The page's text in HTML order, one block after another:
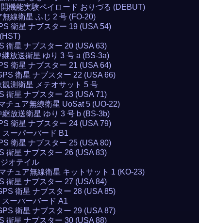
機能実験ペイロード おりづる (DEBUT)
無線衛星 ふじ 2 号 (FO-20)
衛星 ナブスター 19 (USA 54)
衛星 ナブスター 20 (USA 63)
放送衛星 ゆり 3 号 a (BS-3a)
衛星 ナブスター 21 (USA 64)
衛星 ナブスター 22 (USA 66)
観測衛星 メテオサット 5 号
衛星 ナブスター 23 (USA 71)
チュア無線衛星 UoSat 5 (UO-22)
継放送衛星 ゆり 3 号 b (BS-3b)
衛星 ナブスター 24 (USA 79)
スーパーバード B1
衛星 ナブスター 25 (USA 80)
衛星 ナブスター 26 (USA 83)
オテイル
チュア無線衛星 キットサット 1 (KO-23)
衛星 ナブスター 27 (USA 84)
衛星 ナブスター 28 (USA 85)
ーパーバード A1
衛星 ナブスター 29 (USA 87)
衛星 ナブスター 30 (USA 88)